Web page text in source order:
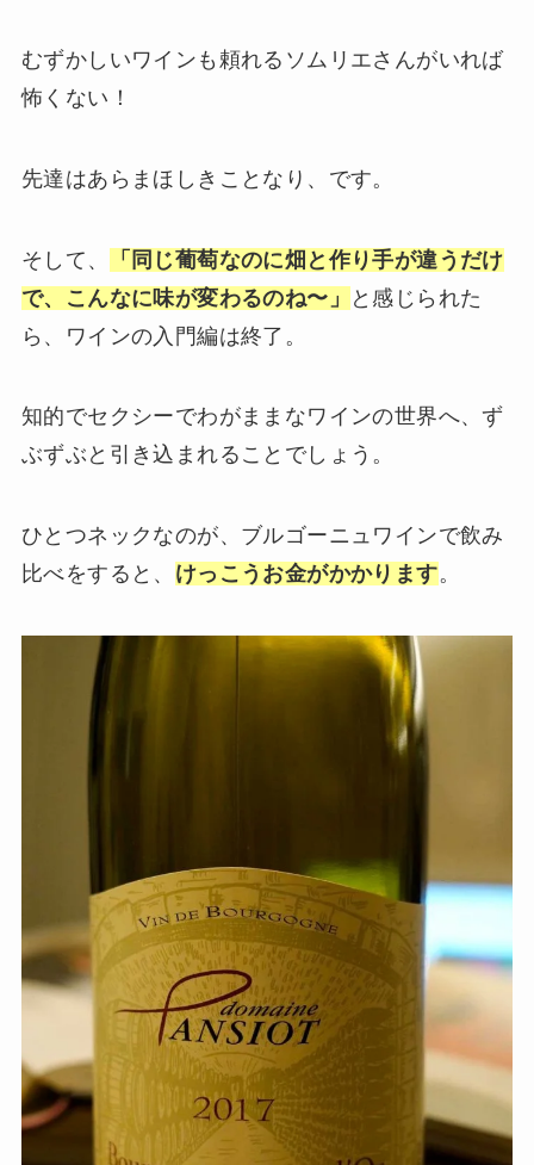
むずかしいワインも頼れるソムリエさんがいれば
怖くない！
先達はあらまほしきことなり、です。
そして、
「同じ葡萄なのに畑と作り手が違うだけ
で、こんなに味が変わるのね〜」
と感じられた
ら、ワインの入門編は終了。
知的でセクシーでわがままなワインの世界へ、ず
ぶずぶと引き込まれることでしょう。
ひとつネックなのが、ブルゴーニュワインで飲み
比べをすると、 けっこうお金がかかります。